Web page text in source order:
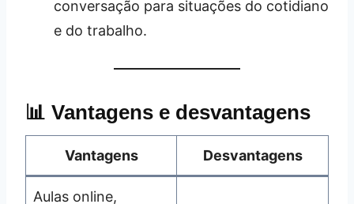
conversação para situações do cotidiano
e do trabalho.
📊 Vantagens e desvantagens
Vantagens Desvantagens
Aulas online,